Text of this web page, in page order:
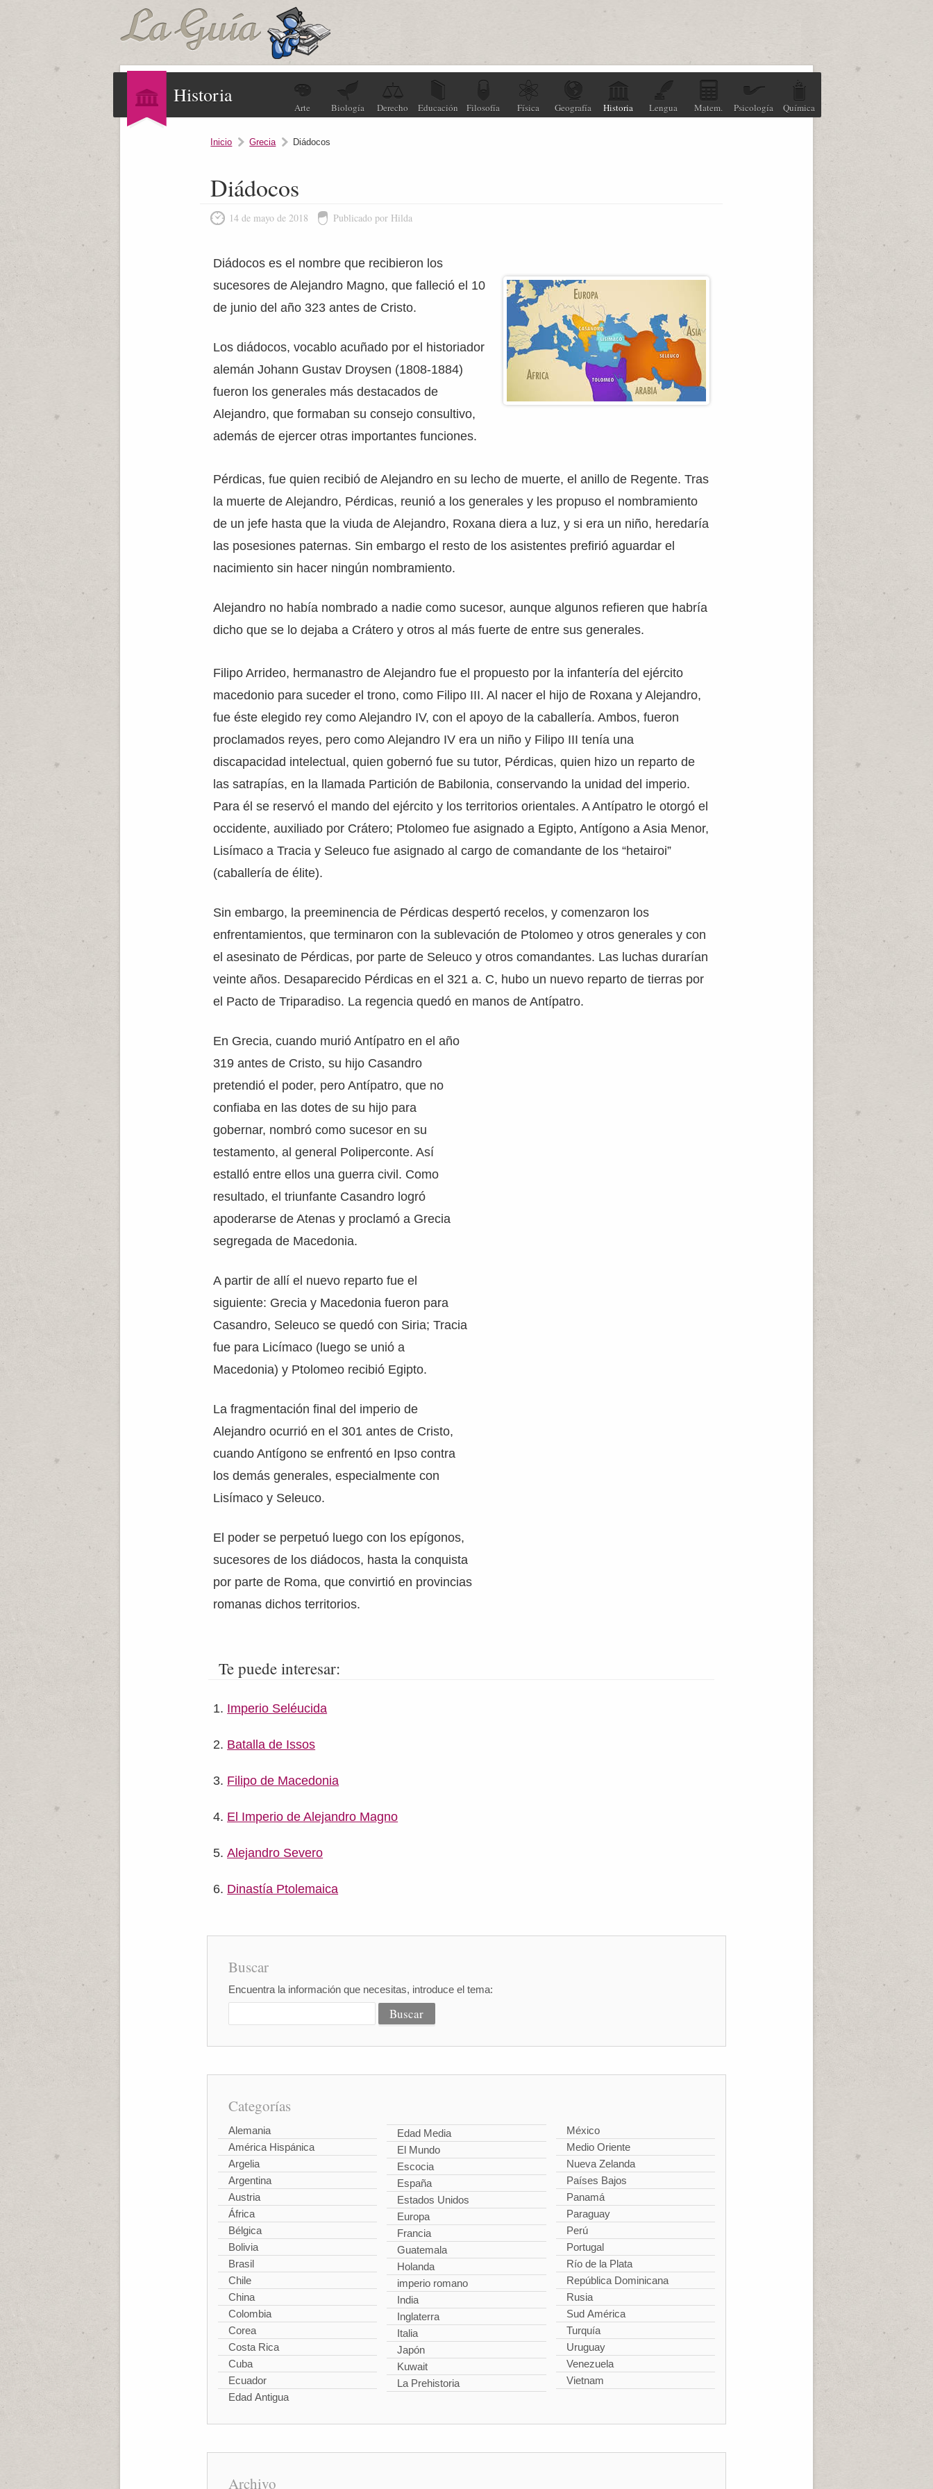
Historia
Arte Biología Derecho Educación Filosofía Física Geografía Historia Lengua Matem. Psicología Química
Inicio Grecia Diádocos
Diádocos
14 de mayo de 2018 Publicado por Hilda
Diádocos es el nombre que recibieron los
sucesores de Alejandro Magno, que falleció el 10
de junio del año 323 antes de Cristo.
Los diádocos, vocablo acuñado por el historiador
alemán Johann Gustav Droysen (1808-1884)
fueron los generales más destacados de
Alejandro, que formaban su consejo consultivo,
además de ejercer otras importantes funciones.
Pérdicas, fue quien recibió de Alejandro en su lecho de muerte, el anillo de Regente. Tras
la muerte de Alejandro, Pérdicas, reunió a los generales y les propuso el nombramiento
de un jefe hasta que la viuda de Alejandro, Roxana diera a luz, y si era un niño, heredaría
las posesiones paternas. Sin embargo el resto de los asistentes prefirió aguardar el
nacimiento sin hacer ningún nombramiento.
Alejandro no había nombrado a nadie como sucesor, aunque algunos refieren que habría
dicho que se lo dejaba a Crátero y otros al más fuerte de entre sus generales.
Filipo Arrideo, hermanastro de Alejandro fue el propuesto por la infantería del ejército
macedonio para suceder el trono, como Filipo III. Al nacer el hijo de Roxana y Alejandro,
fue éste elegido rey como Alejandro IV, con el apoyo de la caballería. Ambos, fueron
proclamados reyes, pero como Alejandro IV era un niño y Filipo III tenía una
discapacidad intelectual, quien gobernó fue su tutor, Pérdicas, quien hizo un reparto de
las satrapías, en la llamada Partición de Babilonia, conservando la unidad del imperio.
Para él se reservó el mando del ejército y los territorios orientales. A Antípatro le otorgó el
occidente, auxiliado por Crátero; Ptolomeo fue asignado a Egipto, Antígono a Asia Menor,
Lisímaco a Tracia y Seleuco fue asignado al cargo de comandante de los “hetairoi”
(caballería de élite).
Sin embargo, la preeminencia de Pérdicas despertó recelos, y comenzaron los
enfrentamientos, que terminaron con la sublevación de Ptolomeo y otros generales y con
el asesinato de Pérdicas, por parte de Seleuco y otros comandantes. Las luchas durarían
veinte años. Desaparecido Pérdicas en el 321 a. C, hubo un nuevo reparto de tierras por
el Pacto de Triparadiso. La regencia quedó en manos de Antípatro.
En Grecia, cuando murió Antípatro en el año
319 antes de Cristo, su hijo Casandro
pretendió el poder, pero Antípatro, que no
confiaba en las dotes de su hijo para
gobernar, nombró como sucesor en su
testamento, al general Poliperconte. Así
estalló entre ellos una guerra civil. Como
resultado, el triunfante Casandro logró
apoderarse de Atenas y proclamó a Grecia
segregada de Macedonia.
A partir de allí el nuevo reparto fue el
siguiente: Grecia y Macedonia fueron para
Casandro, Seleuco se quedó con Siria; Tracia
fue para Licímaco (luego se unió a
Macedonia) y Ptolomeo recibió Egipto.
La fragmentación final del imperio de
Alejandro ocurrió en el 301 antes de Cristo,
cuando Antígono se enfrentó en Ipso contra
los demás generales, especialmente con
Lisímaco y Seleuco.
El poder se perpetuó luego con los epígonos,
sucesores de los diádocos, hasta la conquista
por parte de Roma, que convirtió en provincias
romanas dichos territorios.
Te puede interesar:
Imperio Seléucida
Batalla de Issos
Filipo de Macedonia
El Imperio de Alejandro Magno
Alejandro Severo
Dinastía Ptolemaica
Buscar
Encuentra la información que necesitas, introduce el tema:
Categorías
Alemania
América Hispánica
Argelia
Argentina
Austria
África
Bélgica
Bolivia
Brasil
Chile
China
Colombia
Corea
Costa Rica
Cuba
Ecuador
Edad Antigua
Edad Media
El Mundo
Escocia
España
Estados Unidos
Europa
Francia
Guatemala
Holanda
imperio romano
India
Inglaterra
Italia
Japón
Kuwait
La Prehistoria
México
Medio Oriente
Nueva Zelanda
Países Bajos
Panamá
Paraguay
Perú
Portugal
Río de la Plata
República Dominicana
Rusia
Sud América
Turquía
Uruguay
Venezuela
Vietnam
Archivo